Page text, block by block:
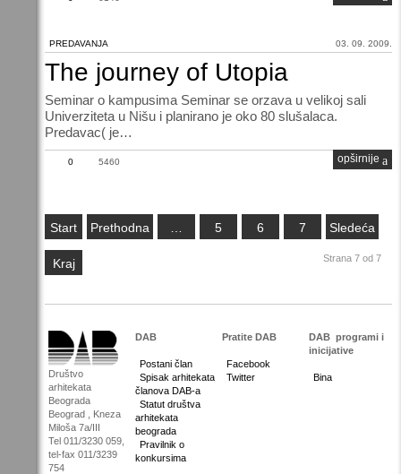
PREDAVANJA 03. 09. 2009.
The journey of Utopia
Seminar o kampusima Seminar se orzava u velikoj sali
Univerziteta u Nišu i planirano je oko 80 slušalaca.
Predavac( je…
0 5460 opširnije
Start Prethodna … 5 6 7 Sledeća
Kraj Strana 7 od 7
Društvo
arhitekata
Beograda
Beograd , Kneza
Miloša 7a/III
Tel 011/3230 059,
tel-fax 011/3239
754
DAB
Postani član
Spisak arhitekata
članova DAB-a
Statut društva
arhitekata
beograda
Pravilnik o
konkursima
Pratite DAB
Facebook
Twitter
DAB programi i
inicijative
Bina